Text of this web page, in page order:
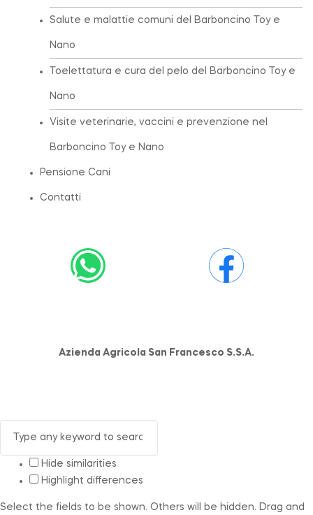
Salute e malattie comuni del Barboncino Toy e
Nano
Toelettatura e cura del pelo del Barboncino Toy e
Nano
Visite veterinarie, vaccini e prevenzione nel
Barboncino Toy e Nano
Pensione Cani
Contatti
Azienda Agricola San Francesco S.S.A.
Hide similarities
Highlight differences
Select the fields to be shown. Others will be hidden. Drag and